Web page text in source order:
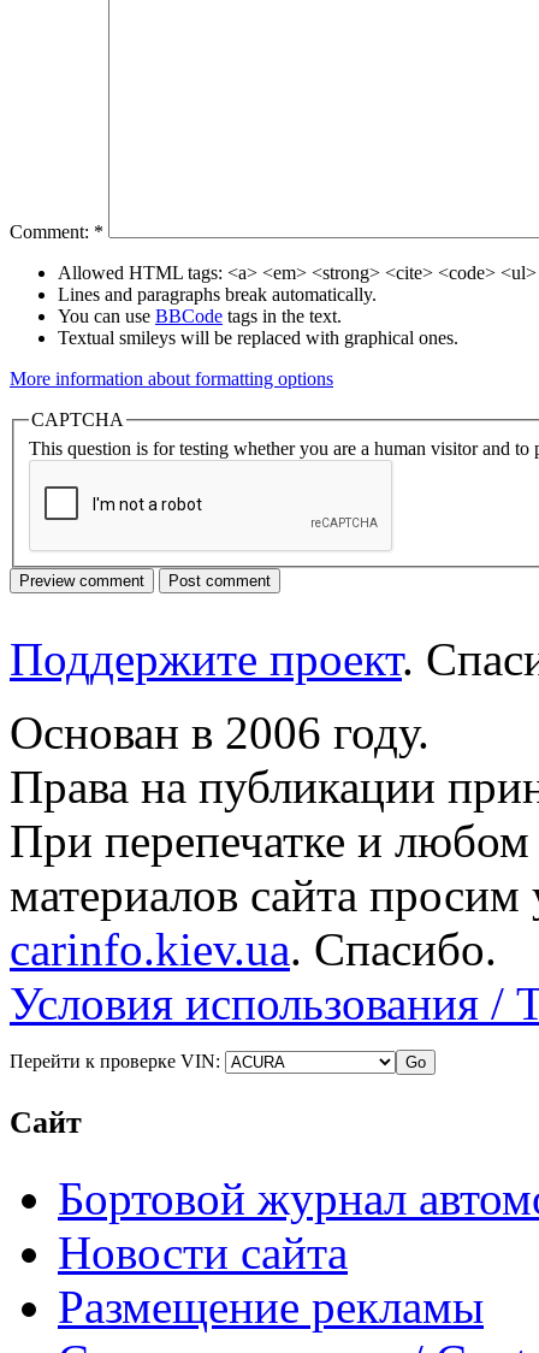
Comment: *
Allowed HTML tags: <a> <em> <strong> <cite> <code>
Lines and paragraphs break automatically.
You can use BBCode tags in the text.
Textual smileys will be replaced with graphical ones.
More information about formatting options
CAPTCHA
This question is for testing whether you are a human visitor and to
Поддержите проект.
Основан в 2006 году.
Права на публикации
При перепечатке и
материалов сайта просим
carinfo.kiev.ua. Спасибо.
Условия использования /
Перейти к проверке VIN:
Сайт
Бортовой журнал
Новости сайта
Размещение рекламы